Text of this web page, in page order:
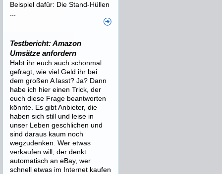
Beispiel dafür: Die Stand-Hüllen
Testbericht: Amazon
Umsätze anfordern
Habt ihr euch auch schonmal
gefragt, wie viel Geld ihr bei
dem großen A lasst? Ja? Dann
habe ich hier einen Trick, der
euch diese Frage beantworten
könnte. Es gibt Anbieter, die
haben sich still und leise in
unser Leben geschlichen und
sind daraus kaum noch
wegzudenken. Wer etwas
verkaufen will, der denkt
automatisch an eBay, wer
schnell etwas im Internet kaufen